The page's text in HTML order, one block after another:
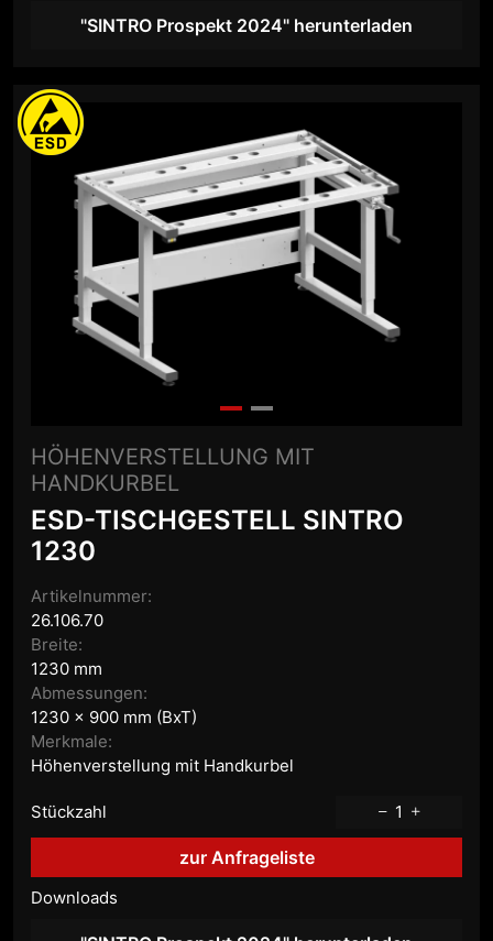
"SINTRO Prospekt 2024" herunterladen
HÖHENVERSTELLUNG MIT
HANDKURBEL
ESD-TISCHGESTELL SINTRO
1230
Artikelnummer:
26.106.70
Breite:
1230 mm
Abmessungen:
1230 x 900 mm (BxT)
Merkmale:
Höhenverstellung mit Handkurbel
Stückzahl 1
zur Anfrageliste
Downloads